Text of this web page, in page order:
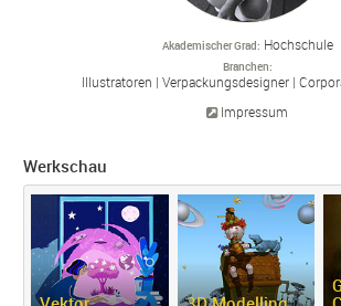
Akademischer Grad Hochschule
Branchen
Illustratoren Verpackungsdesigner
Impressum
Werkschau